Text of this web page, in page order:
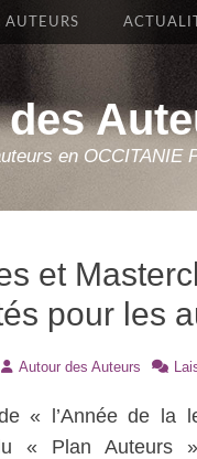
en OCCITANIE
AUTEURS
et
pour les
Auteur
Autour des Auteurs
« l’Année de la
« Plan Auteurs